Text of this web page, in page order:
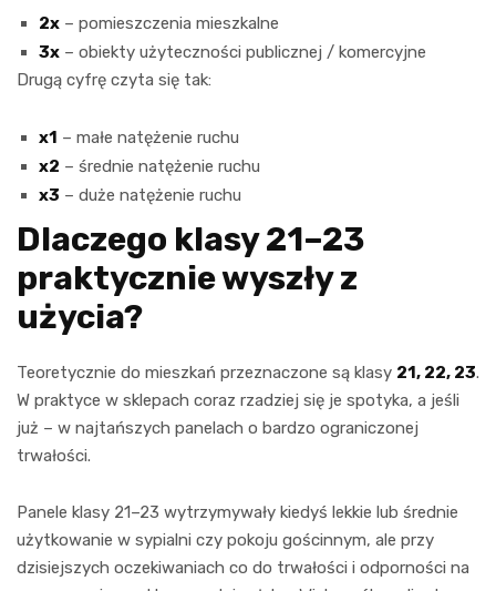
2x – pomieszczenia mieszkalne
3x – obiekty użyteczności publicznej / komercyjne
Drugą cyfrę czyta się tak:
x1 – małe natężenie ruchu
x2 – średnie natężenie ruchu
x3 – duże natężenie ruchu
Dlaczego klasy 21–23
praktycznie wyszły z
użycia?
Teoretycznie do mieszkań przeznaczone są klasy 21, 22, 23.
W praktyce w sklepach coraz rzadziej się je spotyka, a jeśli
już – w najtańszych panelach o bardzo ograniczonej
trwałości.
Panele klasy 21–23 wytrzymywały kiedyś lekkie lub średnie
użytkowanie w sypialni czy pokoju gościnnym, ale przy
dzisiejszych oczekiwaniach co do trwałości i odporności na